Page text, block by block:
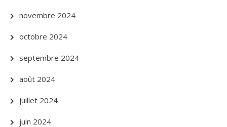
novembre 2024
octobre 2024
septembre 2024
août 2024
juillet 2024
juin 2024